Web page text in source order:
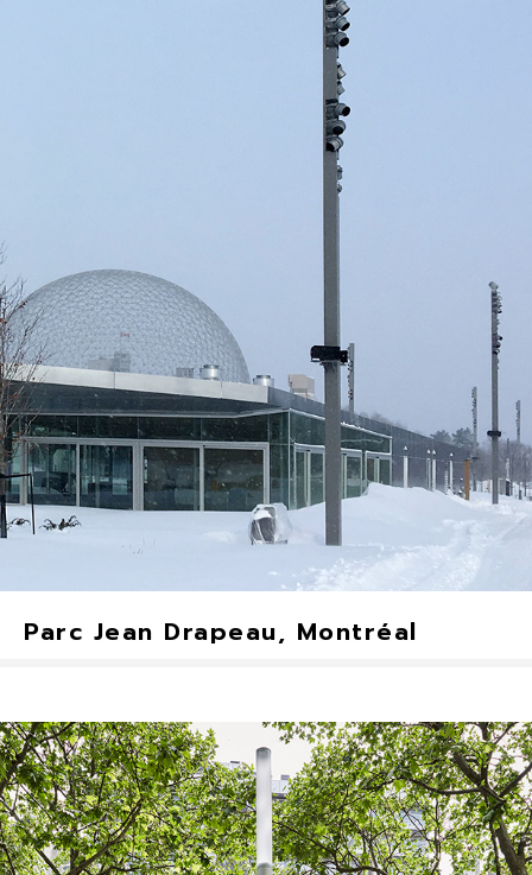
Parc Jean Drapeau, Montréal